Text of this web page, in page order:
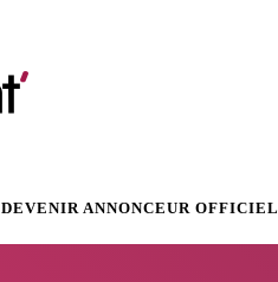
DEVENIR ANNONCEUR OFFICIEL